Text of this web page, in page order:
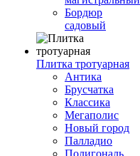
Бордюр
садовый
Плитка тротуарная
Антика
Брусчатка
Классика
Мегаполис
Новый город
Палладио
Полигональ